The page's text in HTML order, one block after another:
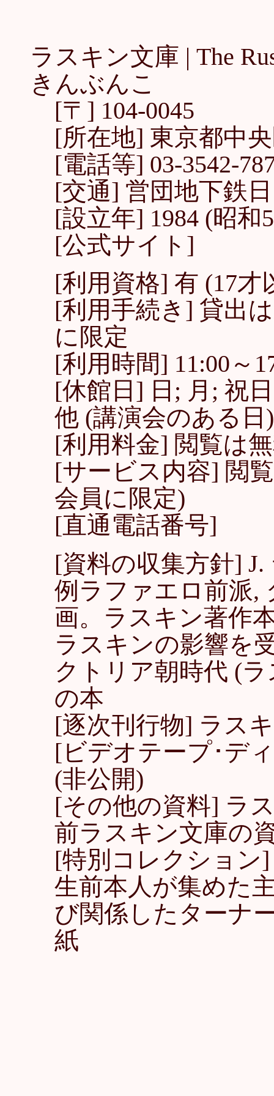
ラスキン文庫 | The
きんぶんこ
[〒] 104-0045
[所在地] 東京都中
[電話等] 03-3542-
[交通] 営団地下鉄
[設立年] 1984 (昭和
[公式サイト]
[利用資格] 有 (17才
[利用手続き] 貸出
に限定
[利用時間] 11:00～
[休館日] 日; 月; 祝
他 (講演会のある日)
[利用料金] 閲覧は
[サービス内容] 閲
会員に限定)
[直通電話番号]
[資料の収集方針]
例ラファエロ前派,
画。ラスキン著作
ラスキンの影響を
クトリア朝時代 (
の本
[逐次刊行物] ラス
[ビデオテープ･デ
(非公開)
[その他の資料] ラ
前ラスキン文庫の
[特別コレクション
生前本人が集めた
び関係したターナ
紙